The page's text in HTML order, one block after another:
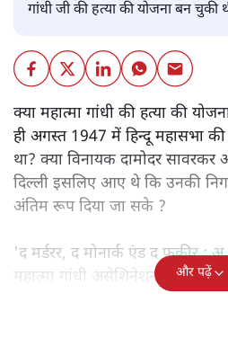
गांधी जी की हत्या की योजना बन चुकी
क्या महात्मा गांधी की हत्या की
ही अगस्त 1947 में हिन्दू महासभा
था? क्या विनायक दामोदर
दिल्ली इसलिए आए थे कि उनकी
अंतिम रूप दिया जा सके ?
'द मर्डरर, द मोनार्क एंड द फ़कीर :
महात्मा गांधी असेशिनेशन' नामक
और पढ़ें